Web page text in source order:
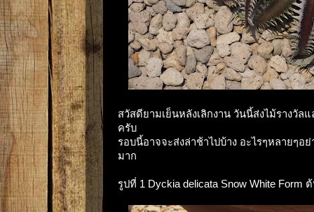
สวัสดียามเย็นหลังเลิกงาน วันนี้ส่งไม้รางวัล
ครับ
รอบนี้อาจจะส่งล่าช้าไปบ้าง อะไรๆหลายๆอ
มาก
รูปที่ 1 Dyckia delicata Snow White Form